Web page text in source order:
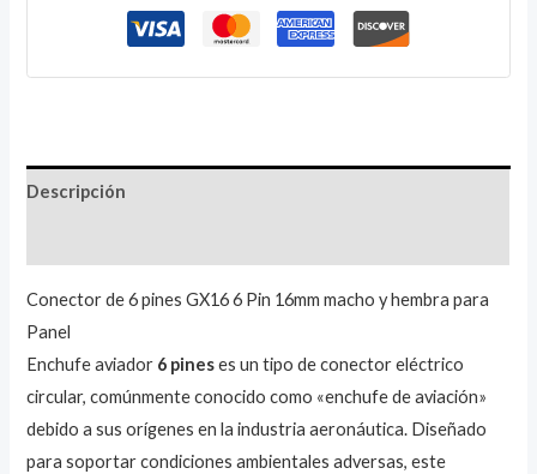
Descripción
Conector de 6 pines GX16 6 Pin 16mm macho y hembra para
Panel
Enchufe aviador 6 pineses un tipo de conector eléctrico
circular, comúnmente conocido como «enchufe de aviación»
debido a sus orígenes en la industria aeronáutica. Diseñado
para soportar condiciones ambientales adversas, este